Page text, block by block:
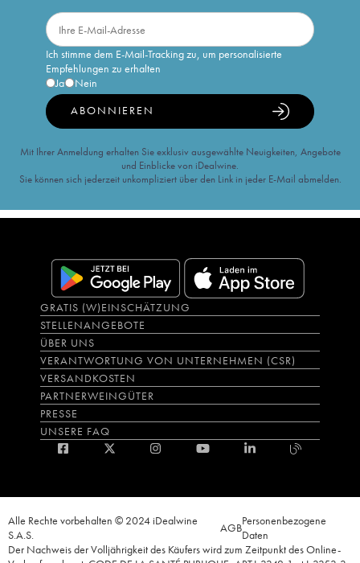
Ich stimme dem E-Mail-Tracking zu, um personalisierte
Empfehlungen zu erhalten
Ja
Nein
ABONNIEREN
Mit Ihrer Anmeldung erhalten Sie exklusiv ausgewählte Neuigkeiten, Angebote
und Einblicke von iDealwine.
Sie können sich jederzeit unkompliziert über den Link in jeder E-Mail abmelden.
GRATIS (W)EINSCHÄTZUNG
STELLENANGEBOTE
ÜBER UNS
VERANTWORTUNG VON UNTERNEHMEN (CSR)
VERSANDKOSTEN
PARTNERWEINGÜTER
PRESSE
UNSERE FAQ
Alle Rechte vorbehalten © 2024 iDealwine
S.A.S.
AGBPersonenbezogene
Daten
Der Nachweis der Volljährigkeit des Käufers wird zum Zeitpunkt des Online-